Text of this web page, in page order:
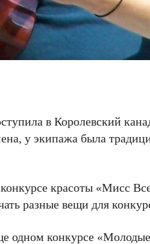
в Королевский
у экипажа была
красоты «Мисс
разные вещи для
одном конкурсе